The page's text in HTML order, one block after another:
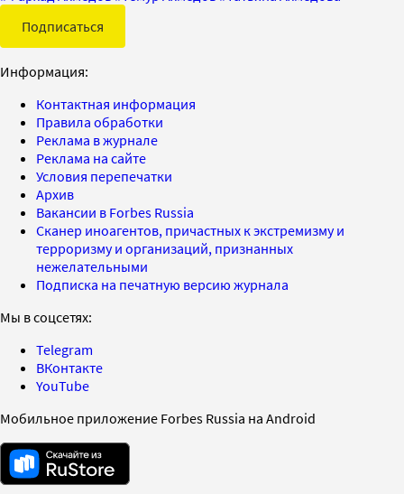
Подписаться
Информация:
Контактная информация
Правила обработки
Реклама в журнале
Реклама на сайте
Условия перепечатки
Архив
Вакансии в Forbes Russia
Сканер иноагентов, причастных к экстремизму и
терроризму и организаций, признанных
нежелательными
Подписка на печатную версию журнала
Мы в соцсетях:
Telegram
ВКонтакте
YouTube
Мобильное приложение Forbes Russia на Android